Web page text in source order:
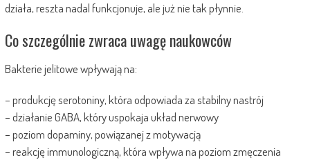
działa, reszta nadal funkcjonuje, ale już nie tak płynnie.
Co szczególnie zwraca uwagę naukowców
Bakterie jelitowe wpływają na:
– produkcję serotoniny, która odpowiada za stabilny nastrój
– działanie GABA, który uspokaja układ nerwowy
– poziom dopaminy, powiązanej z motywacją
– reakcję immunologiczną, która wpływa na poziom zmęczenia